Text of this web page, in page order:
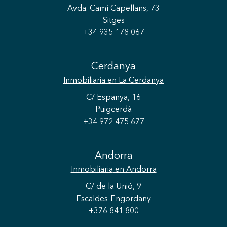
Avda. Camí Capellans, 73
Sitges
+34 935 178 067
Cerdanya
Inmobiliaria en La Cerdanya
C/ Espanya, 16
Puigcerdà
+34 972 475 677
Andorra
Inmobiliaria en Andorra
C/ de la Unió, 9
Escaldes-Engordany
+376 841 800
Guardar configuración